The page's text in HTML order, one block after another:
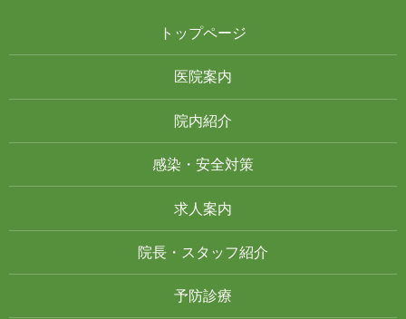
トップページ
医院案内
院内紹介
感染・安全対策
求人案内
院長・スタッフ紹介
予防診療